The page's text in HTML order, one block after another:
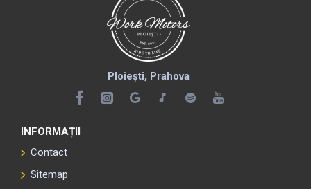
Ploiești, Prahova
INFORMAȚII
Contact
Sitemap